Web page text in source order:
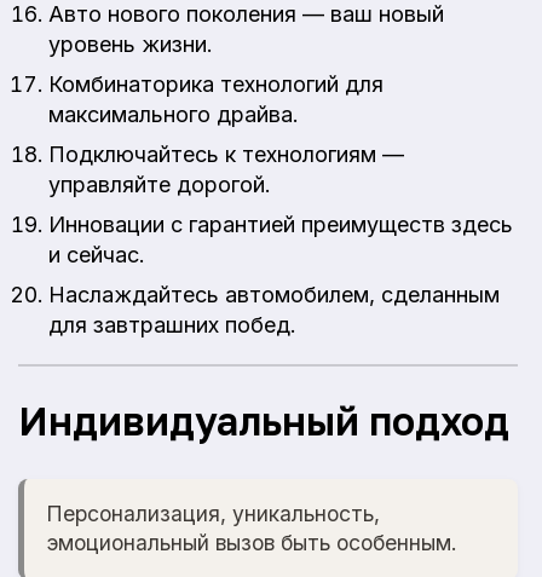
Авто нового поколения — ваш новый
уровень жизни.
Комбинаторика технологий для
максимального драйва.
Подключайтесь к технологиям —
управляйте дорогой.
Инновации с гарантией преимуществ здесь
и сейчас.
Наслаждайтесь автомобилем, сделанным
для завтрашних побед.
Индивидуальный подход
Персонализация, уникальность,
эмоциональный вызов быть особенным.